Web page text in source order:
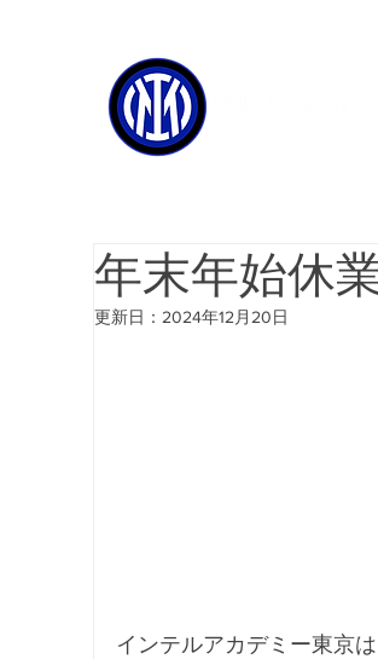
年末年始休
更新日： 2024年12月20日
インテルアカデミー東京